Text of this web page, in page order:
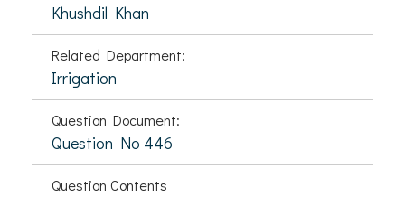
Khushdil Khan
Related Department:
Irrigation
Question Document:
Question No 446
Question Contents